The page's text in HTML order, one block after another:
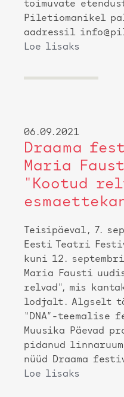
toimuvate
Piletiomanikel
aadressil
Loe lisaks
06.09.2021
Draama
Maria
"Kootud
Teisipäeval, 7.
Eesti Teatri
kuni 12.
Maria Fausti
relvad", mis
lodjalt. Algselt
“DNA”-
Muusika Päevad
pidanud
nüüd Draama
Loe lisaks